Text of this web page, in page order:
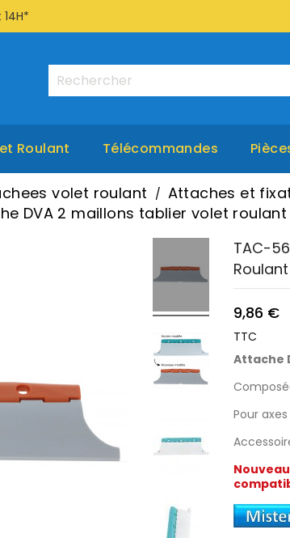
Roulant Télécommandes
volet roulant
Attaches et
DVA 2 maillons tablier volet
TAC-
9,86 €
TTC
Attache
Pour